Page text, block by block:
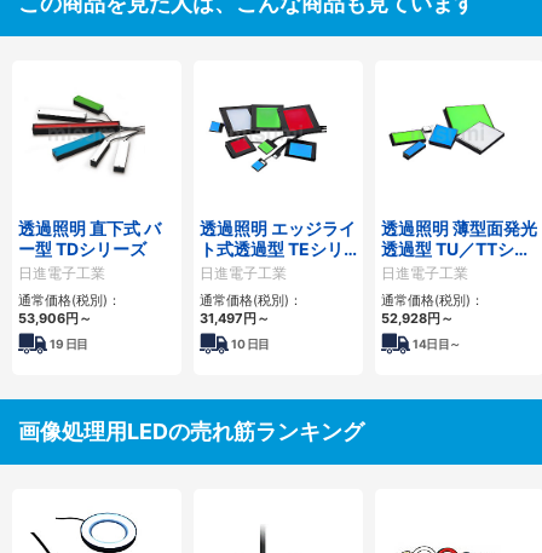
透過照明 直下式 バ
ー型 TDシリーズ
日進電子工業
通常価格(税別)：
53,906円 ～
19 日目
透過照明 エッジライ
ト式透過型 TEシリ
ーズ
日進電子工業
通常価格(税別)：
31,497 円 ～
10日目
透過照明 薄型面発光
透過型 TU／TTシリ
ーズ
日進電子工業
通常価格(税別)：
52,928円 ～
14日目～
画像処理用LEDの売れ筋ランキング